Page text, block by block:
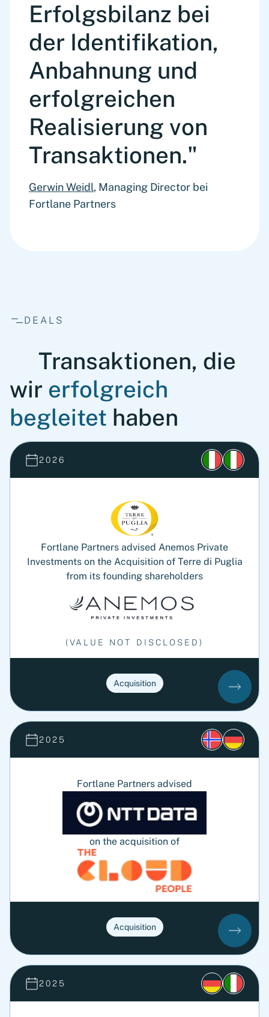
Erfolgsbilanz bei
der Identifikation,
Anbahnung und
erfolgreichen
Realisierung von
Transaktionen."
Gerwin Weidl, Managing Director bei
Fortlane Partners
DEALS
Transaktionen, die
wir erfolgreich
begleitet haben
2026
Fortlane Partners advised Anemos Private
Investments on the Acquisition of Terre di Puglia
from its founding shareholders
(VALUE NOT DISCLOSED)
Acquisition
2025
Fortlane Partners advised
on the acquisition of
Acquisition
2025